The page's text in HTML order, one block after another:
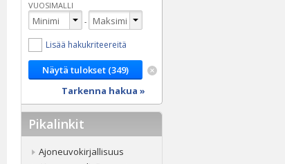
VUOSIMALLI
-
Lisää hakukriteereitä
Tarkenna hakua »
Pikalinkit
Ajoneuvokirjallisuus